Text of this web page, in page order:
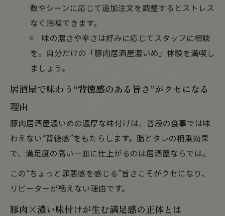
数やシーンに応じて追加注文を調整するとストレス
なく満喫できます。
味の濃さや辛さは好みに応じてスタッフに相談
を。自分だけの「豚肉居酒屋濃いめ」体験を満喫し
ましょう。
居酒屋で味わう“背徳感のある旨さ”がクセになる
理由
豚肉居酒屋濃いめの濃厚な味付けは、普段の食事では味
わえない“背徳感”をもたらします。脂とタレの相乗効果
で、満足度の高い一皿に仕上がるのは居酒屋ならでは。
この“ちょっと罪悪感を感じる”旨さこそがクセになり、
リピーターが絶えない理由です。
豚肉×濃い味付けが生む満足感の正体とは